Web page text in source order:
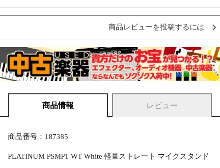
商品レビューを投稿するには
商品情報 レビュー
商品番号：187385
PLATINUM PSMP1 WT White 軽量ストレート マイクスタンド